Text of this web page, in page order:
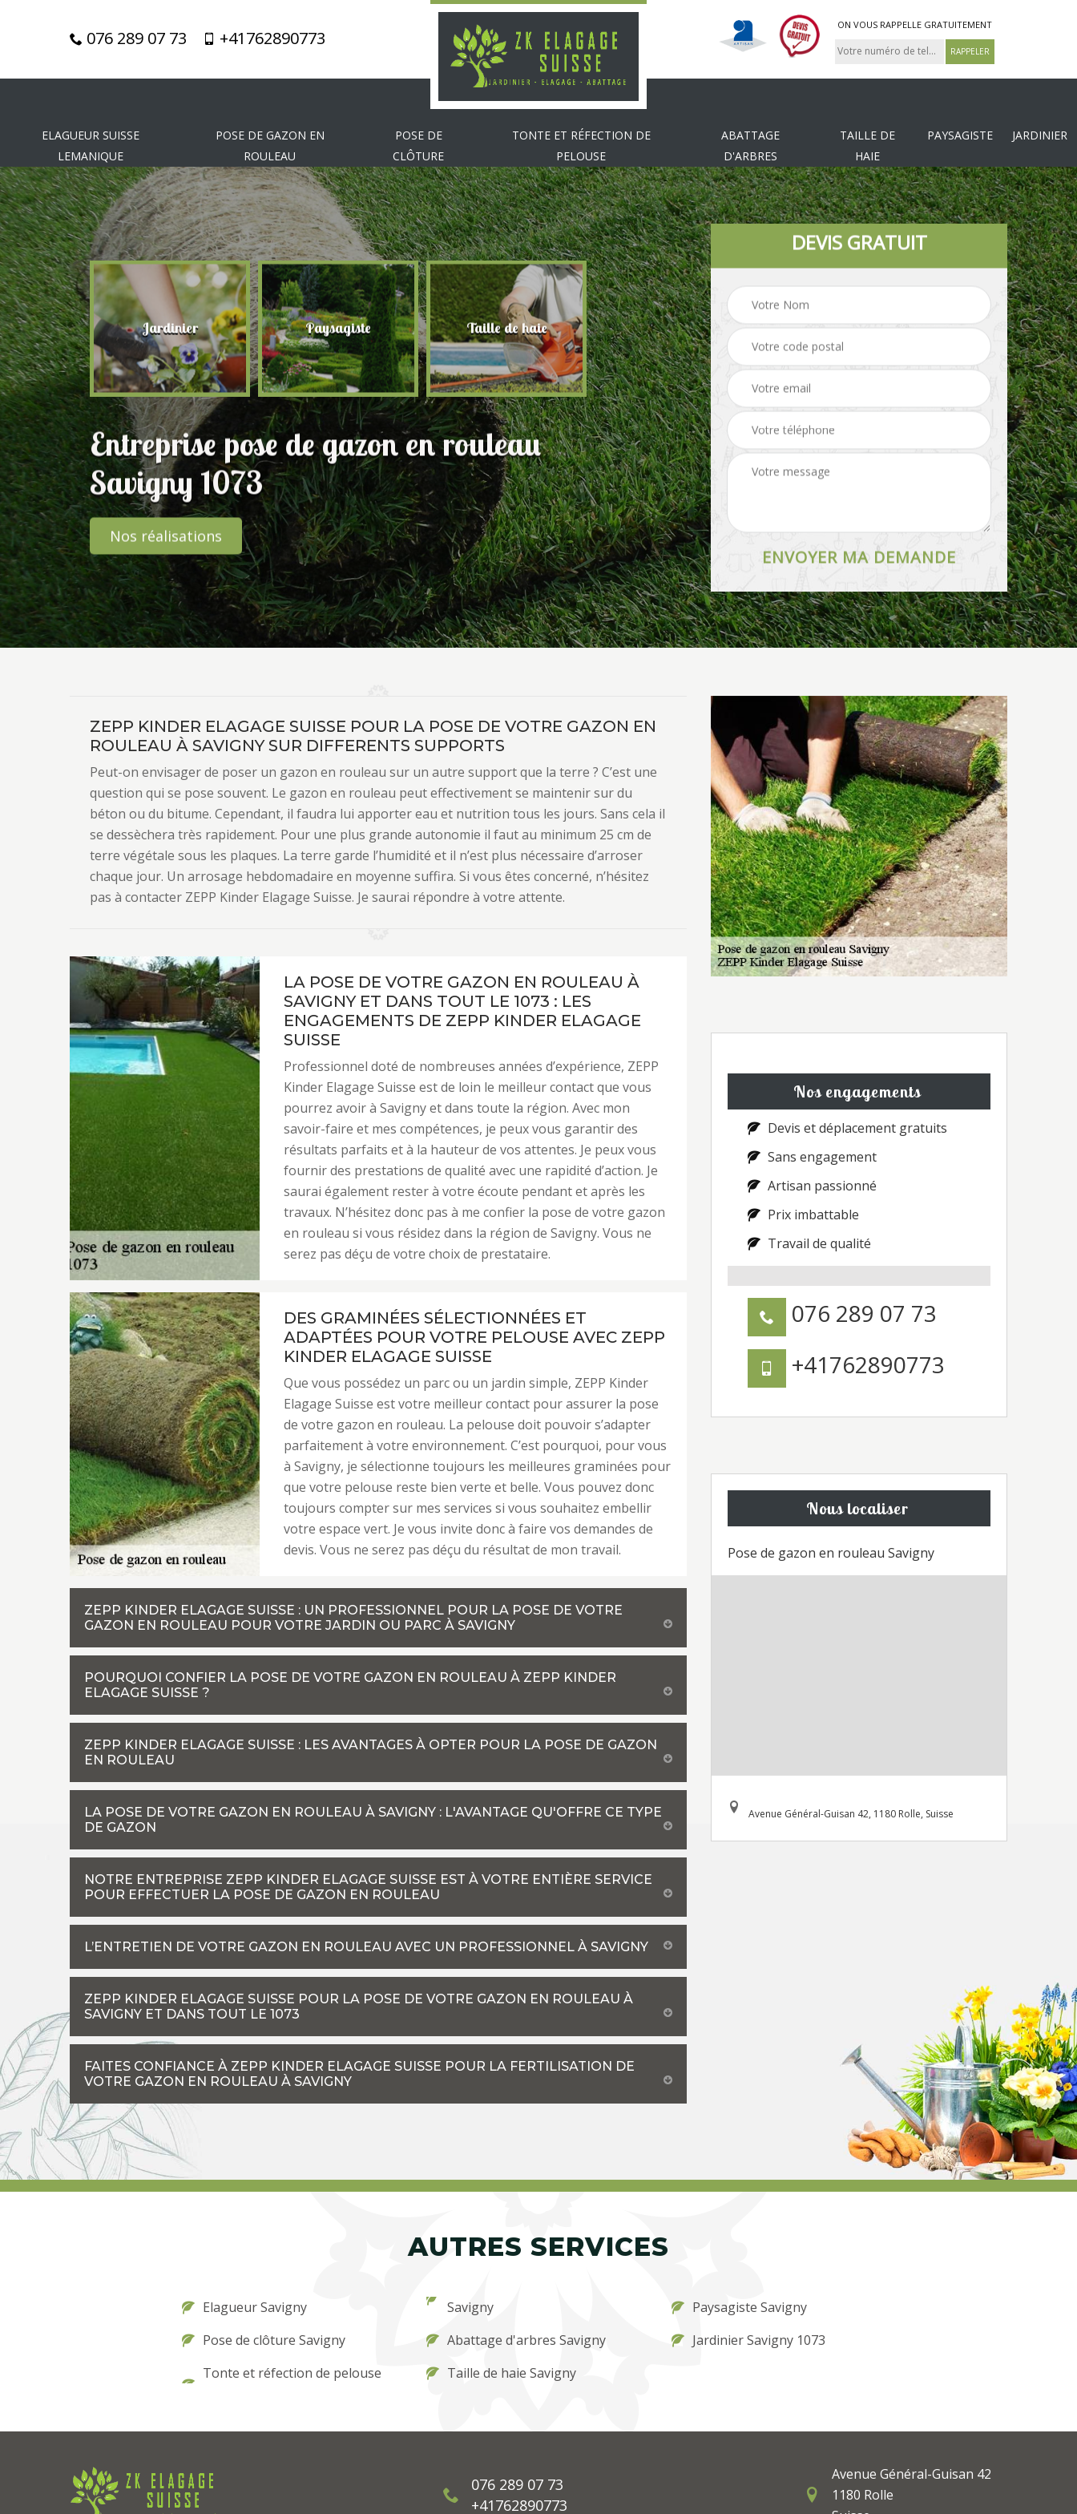
076 289 07 73 +41762890773
ON VOUS RAPPELLE GRATUITEMENT
ELAGUEUR SUISSE
LEMANIQUE
POSE DE GAZON EN
ROULEAU
POSE DE
CLÔTURE
TONTE ET RÉFECTION DE
PELOUSE
ABATTAGE
D'ARBRES
TAILLE DE
HAIE
PAYSAGISTE JARDINIER
Jardinier Paysagiste Taille de haie Abattage d'arbres Tonte et réfection de Pose de clôture
Entreprise pose de gazon en rouleau
Savigny 1073
Nos réalisations
DEVIS GRATUIT
ZEPP KINDER ELAGAGE SUISSE POUR LA POSE DE VOTRE GAZON EN
ROULEAU À SAVIGNY SUR DIFFERENTS SUPPORTS
Peut-on envisager de poser un gazon en rouleau sur un autre support que la terre ? C’est une
question qui se pose souvent. Le gazon en rouleau peut effectivement se maintenir sur du
béton ou du bitume. Cependant, il faudra lui apporter eau et nutrition tous les jours. Sans cela il
se dessèchera très rapidement. Pour une plus grande autonomie il faut au minimum 25 cm de
terre végétale sous les plaques. La terre garde l’humidité et il n’est plus nécessaire d’arroser
chaque jour. Un arrosage hebdomadaire en moyenne suffira. Si vous êtes concerné, n’hésitez
pas à contacter ZEPP Kinder Elagage Suisse. Je saurai répondre à votre attente.
LA POSE DE VOTRE GAZON EN ROULEAU À
SAVIGNY ET DANS TOUT LE 1073 : LES
ENGAGEMENTS DE ZEPP KINDER ELAGAGE
SUISSE
Professionnel doté de nombreuses années d’expérience, ZEPP
Kinder Elagage Suisse est de loin le meilleur contact que vous
pourrez avoir à Savigny et dans toute la région. Avec mon
savoir-faire et mes compétences, je peux vous garantir des
résultats parfaits et à la hauteur de vos attentes. Je peux vous
fournir des prestations de qualité avec une rapidité d’action. Je
saurai également rester à votre écoute pendant et après les
travaux. N’hésitez donc pas à me confier la pose de votre gazon
en rouleau si vous résidez dans la région de Savigny. Vous ne
serez pas déçu de votre choix de prestataire.
DES GRAMINÉES SÉLECTIONNÉES ET
ADAPTÉES POUR VOTRE PELOUSE AVEC ZEPP
KINDER ELAGAGE SUISSE
Que vous possédez un parc ou un jardin simple, ZEPP Kinder
Elagage Suisse est votre meilleur contact pour assurer la pose
de votre gazon en rouleau. La pelouse doit pouvoir s’adapter
parfaitement à votre environnement. C’est pourquoi, pour vous
à Savigny, je sélectionne toujours les meilleures graminées pour
que votre pelouse reste bien verte et belle. Vous pouvez donc
toujours compter sur mes services si vous souhaitez embellir
votre espace vert. Je vous invite donc à faire vos demandes de
devis. Vous ne serez pas déçu du résultat de mon travail.
ZEPP KINDER ELAGAGE SUISSE : UN PROFESSIONNEL POUR LA POSE DE VOTRE
GAZON EN ROULEAU POUR VOTRE JARDIN OU PARC À SAVIGNY
POURQUOI CONFIER LA POSE DE VOTRE GAZON EN ROULEAU À ZEPP KINDER
ELAGAGE SUISSE ?
ZEPP KINDER ELAGAGE SUISSE : LES AVANTAGES À OPTER POUR LA POSE DE GAZON
EN ROULEAU
LA POSE DE VOTRE GAZON EN ROULEAU À SAVIGNY : L'AVANTAGE QU'OFFRE CE TYPE
DE GAZON
NOTRE ENTREPRISE ZEPP KINDER ELAGAGE SUISSE EST À VOTRE ENTIÈRE SERVICE
POUR EFFECTUER LA POSE DE GAZON EN ROULEAU
L’ENTRETIEN DE VOTRE GAZON EN ROULEAU AVEC UN PROFESSIONNEL À SAVIGNY
ZEPP KINDER ELAGAGE SUISSE POUR LA POSE DE VOTRE GAZON EN ROULEAU À
SAVIGNY ET DANS TOUT LE 1073
FAITES CONFIANCE À ZEPP KINDER ELAGAGE SUISSE POUR LA FERTILISATION DE
VOTRE GAZON EN ROULEAU À SAVIGNY
Nos engagements
Devis et déplacement gratuits
Sans engagement
Artisan passionné
Prix imbattable
Travail de qualité
076 289 07 73
+41762890773
Nous localiser
Pose de gazon en rouleau Savigny
Avenue Général-Guisan 42, 1180 Rolle, Suisse
AUTRES SERVICES
Elagueur Savigny
Pose de clôture Savigny
Tonte et réfection de pelouse
Savigny
Abattage d'arbres Savigny
Taille de haie Savigny
Paysagiste Savigny
Jardinier Savigny 1073
076 289 07 73
+41762890773
Avenue Général-Guisan 42
1180 Rolle